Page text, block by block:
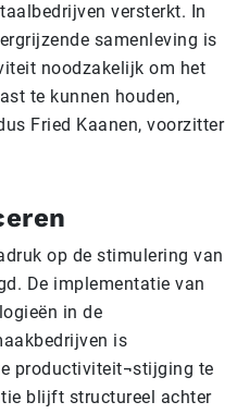
versterkt. In
samenleving is
noodzakelijk om het
te kunnen houden,
Fried Kaanen, voorzitter
op de stimulering van
De implementatie van
in de
is
productiviteit¬stijging te
blijft structureel achter